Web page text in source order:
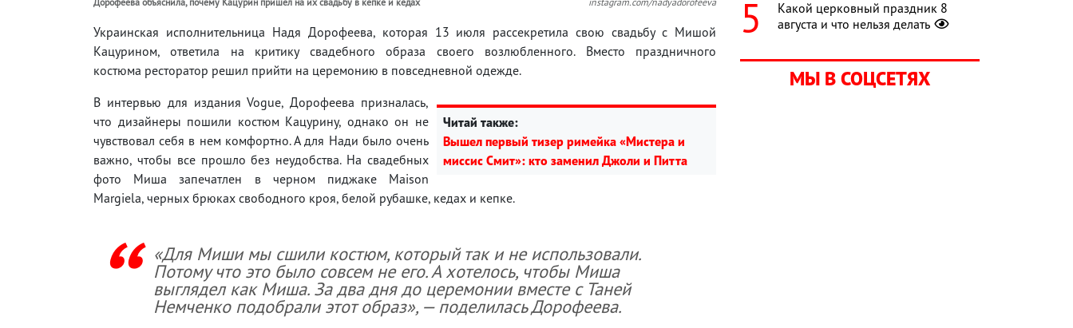
Украинская исполнительница Надя Дорофеева, которая 13 июля рассекретила свою свадьбу с Мишой
Кацурином, ответила на критику свадебного образа своего возлюбленного. Вместо праздничного
костюма ресторатор решил прийти на церемонию в повседневной одежде.
Читай также:
Вышел первый тизер римейка «Мистера и
миссис Смит»: кто заменил Джоли и Питта
В интервью для издания Vogue, Дорофеева призналась,
что дизайнеры пошили костюм Кацурину, однако он не
чувствовал себя в нем комфортно. А для Нади было очень
важно, чтобы все прошло без неудобства. На свадебных
фото Миша запечатлен в черном пиджаке Maison
Margiela, черных брюках свободного кроя, белой рубашке, кедах и кепке.
«Для Миши мы сшили костюм, который так и не использовали.
Потому что это было совсем не его. А хотелось, чтобы Миша
выглядел как Миша. За два дня до церемонии вместе с Таней
Немченко подобрали этот образ», — поделилась Дорофеева.
Какой церковный праздник 8
августа и что нельзя делать
МЫ В СОЦСЕТЯХ